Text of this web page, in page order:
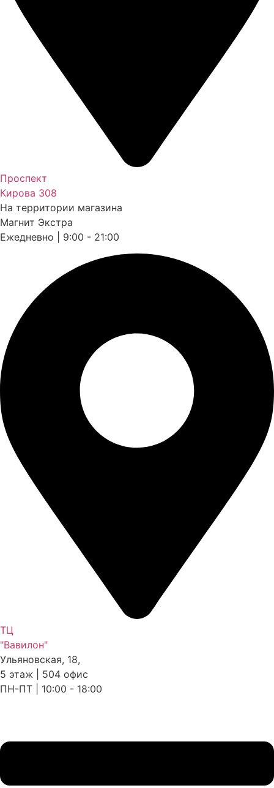
Проспект
Кирова 308
На территории магазина
Магнит Экстра
Ежедневно | 9:00 - 21:00
ТЦ
"Вавилон"
Ульяновская, 18,
5 этаж | 504 офис
ПН-ПТ | 10:00 - 18:00